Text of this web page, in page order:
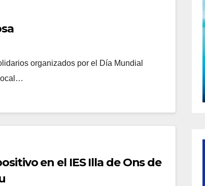
organizados por el Día Mundial
en el IES Illa de Ons de